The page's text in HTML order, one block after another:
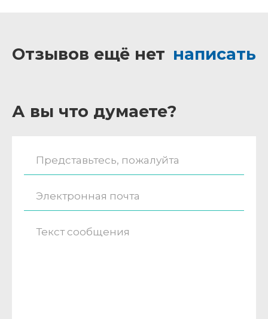
Отзывов ещё нет написать
А вы что думаете?